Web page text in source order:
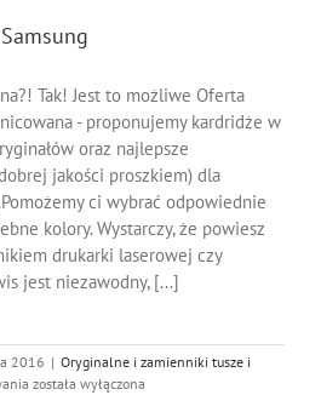
Tak! Jest to możliwe Oferta
- proponujemy kardridże w
oraz najlepsze
jakości proszkiem) dla
ci wybrać odpowiednie
kolory. Wystarczy, że powiesz
drukarki laserowej czy
jest niezawodny, [...]
2016 | Oryginalne i zamienniki tusze i
Tonery
została wyłączona